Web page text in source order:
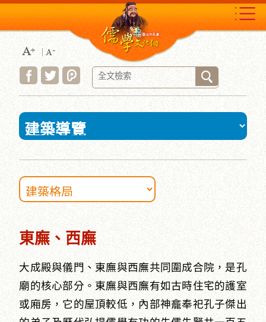
到
主
要
內
容
區
塊
:::
東廡、西廡
大成殿與儀門、東廡與西廡共同圍成合院，是孔
廟的核心部分。東廡與西廡有如古時住宅的護室
或廂房，它的屋頂較低，內部神龕奉祀孔子傑出